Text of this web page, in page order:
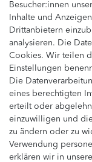
Datenschutz
Wiederrufsrecht
Impressum
AGB
Besucher:innen
Inhalte und
Drittanbietern
analysieren. Die
Cookies. Wir teilen
Einstellungen
Die
eines berechtigten
erteilt oder
einzuwilligen und
zu ändern oder zu
Verwendung
erklären wir in